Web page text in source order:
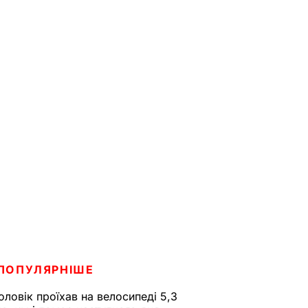
проїхав на велосипеді 5,3